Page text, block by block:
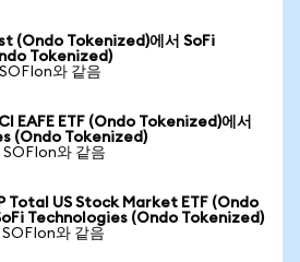
(Ondo Tokenized)에서 SoFi
Tokenized)
와 같음
EAFE ETF (Ondo Tokenized)에서
(Ondo Tokenized)
SOFIon와 같음
Total US Stock Market ETF (Ondo
Technologies (Ondo Tokenized)
SOFIon와 같음